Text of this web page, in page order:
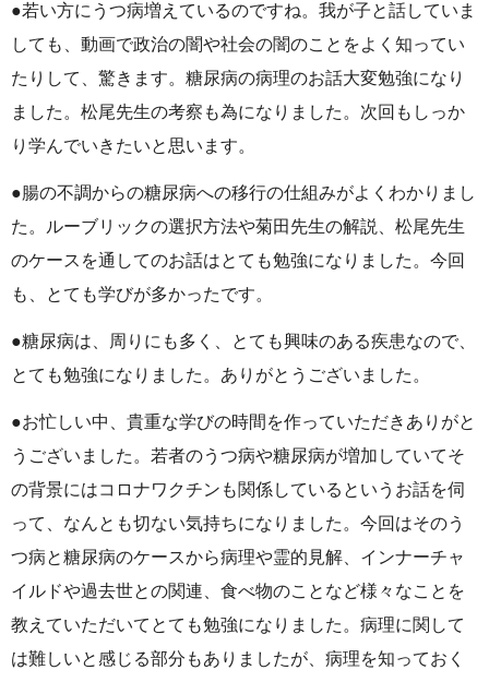
●若い方にうつ病増えているのですね。我が子と話していま
しても、動画で政治の闇や社会の闇のことをよく知ってい
たりして、驚きます。糖尿病の病理のお話大変勉強になり
ました。松尾先生の考察も為になりました。次回もしっか
り学んでいきたいと思います。
●腸の不調からの糖尿病への移行の仕組みがよくわかりまし
た。ルーブリックの選択方法や菊田先生の解説、松尾先生
のケースを通してのお話はとても勉強になりました。今回
も、とても学びが多かったです。
●糖尿病は、周りにも多く、とても興味のある疾患なので、
とても勉強になりました。ありがとうございました。
●お忙しい中、貴重な学びの時間を作っていただきありがと
うございました。若者のうつ病や糖尿病が増加していてそ
の背景にはコロナワクチンも関係しているというお話を伺
って、なんとも切ない気持ちになりました。今回はそのう
つ病と糖尿病のケースから病理や霊的見解、インナーチャ
イルドや過去世との関連、食べ物のことなど様々なことを
教えていただいてとても勉強になりました。病理に関して
は難しいと感じる部分もありましたが、病理を知っておく